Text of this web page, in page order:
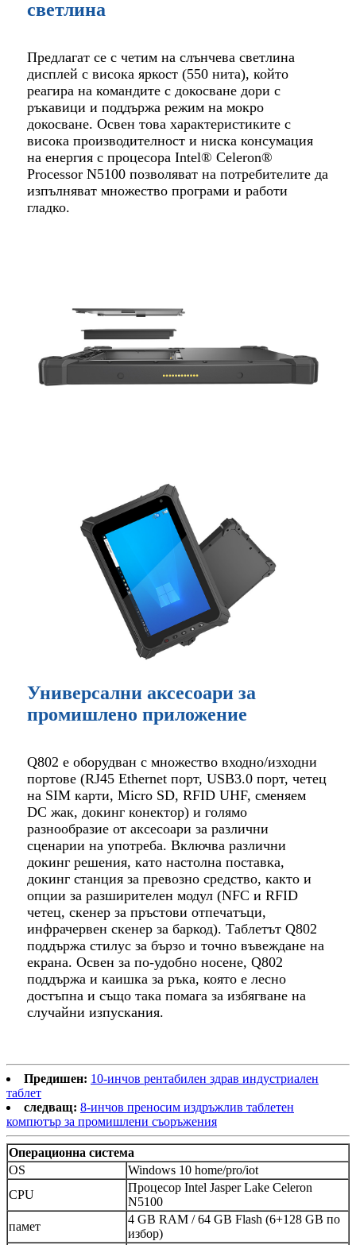
светлина
Предлагат се с четим на слънчева светлина
дисплей с висока яркост (550 нита), който
реагира на командите с докосване дори с
ръкавици и поддържа режим на мокро
докосване. Освен това характеристиките с
висока производителност и ниска консумация
на енергия с процесора Intel® Celeron®
Processor N5100 позволяват на потребителите да
изпълняват множество програми и работи
гладко.
Универсални аксесоари за
промишлено приложение
Q802 е оборудван с множество входно/изходни
портове (RJ45 Ethernet порт, USB3.0 порт, четец
на SIM карти, Micro SD, RFID UHF, сменяем
DC жак, докинг конектор) и голямо
разнообразие от аксесоари за различни
сценарии на употреба. Включва различни
докинг решения, като настолна поставка,
докинг станция за превозно средство, както и
опции за разширителен модул (NFC и RFID
четец, скенер за пръстови отпечатъци,
инфрачервен скенер за баркод). Таблетът Q802
поддържа стилус за бързо и точно въвеждане на
екрана. Освен за по-удобно носене, Q802
поддържа и каишка за ръка, която е лесно
достъпна и също така помага за избягване на
случайни изпускания.
Предишен: 10-инчов рентабилен здрав индустриален
таблет
следващ: 8-инчов преносим издръжлив таблетен
компютър за промишлени съоръжения
Операционна система
OS
Windows 10 home/pro/iot
CPU
Процесор Intel Jasper Lake Celeron
N5100
памет
4 GB RAM / 64 GB Flash (6+128 GB по
избор)